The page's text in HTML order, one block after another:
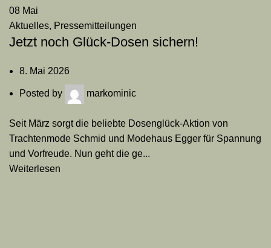
08 Mai
Aktuelles, Pressemitteilungen
Jetzt noch Glück-Dosen sichern!
8. Mai 2026
Posted by markominic
Seit März sorgt die beliebte Dosenglück-Aktion von
Trachtenmode Schmid und Modehaus Egger für Spannung
und Vorfreude. Nun geht die ge...
Weiterlesen